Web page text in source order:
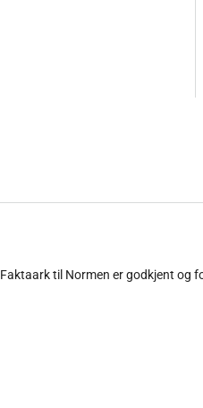
Faktaark til Normen er godkjent og